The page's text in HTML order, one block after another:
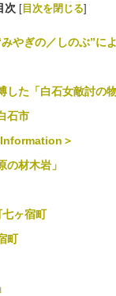
次 [目次を閉じる]
やぎの／しのぶ”に
た「白石女敵討の物
石市
Information＞
材木岩」
ヶ宿町
町